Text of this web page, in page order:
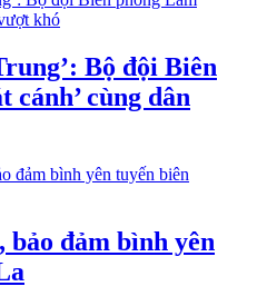
Bộ đội Biên
cánh’ cùng dân
bảo đảm bình yên